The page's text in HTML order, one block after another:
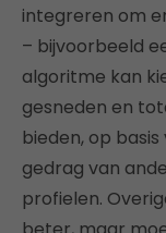
integreren om
– bijvoorbeeld
algoritme kan
gesneden en
bieden, op
gedrag van
profielen.